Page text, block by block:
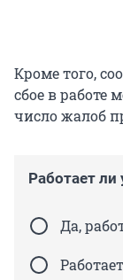
Кроме того,
сбое в работе
число жалоб
Работает
Да,